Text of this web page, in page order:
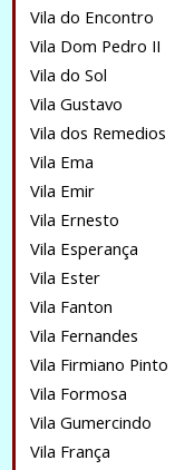
Vila do Encontro
Vila Dom Pedro II
Vila do Sol
Vila Gustavo
Vila dos Remedios
Vila Ema
Vila Emir
Vila Ernesto
Vila Esperança
Vila Ester
Vila Fanton
Vila Fernandes
Vila Firmiano Pinto
Vila Formosa
Vila Gumercindo
Vila França